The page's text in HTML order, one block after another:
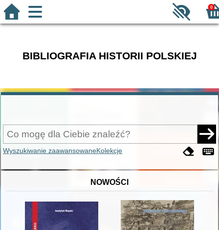
0
BIBLIOGRAFIA HISTORII POLSKIEJ
Wyszukiwanie zaawansowaneKolekcje
NOWOŚCI